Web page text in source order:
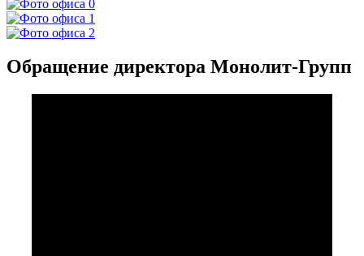
Обращение директора Монолит-Групп